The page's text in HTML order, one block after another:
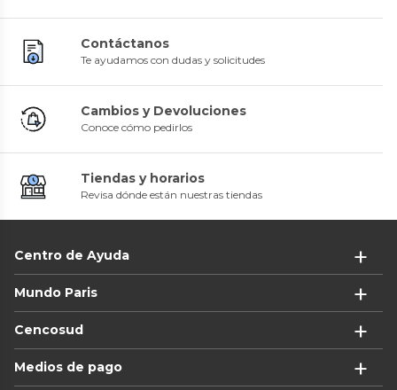
Contáctanos
Te ayudamos con dudas y solicitudes
Cambios y Devoluciones
Conoce cómo pedirlos
Tiendas y horarios
Revisa dónde están nuestras tiendas
Centro de Ayuda
Mundo Paris
Cencosud
Medios de pago